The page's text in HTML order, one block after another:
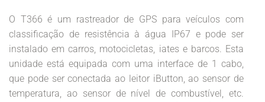
O T366 é um rastreador de GPS para veículos com
classificação de resistência à água IP67 e pode ser
instalado em carros, motocicletas, iates e barcos. Esta
unidade está equipada com uma interface de 1 cabo,
que pode ser conectada ao leitor iButton, ao sensor de
temperatura, ao sensor de nível de combustível, etc.